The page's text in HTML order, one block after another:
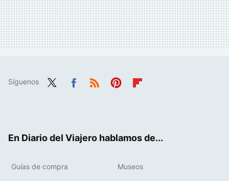
Síguenos
En Diario del Viajero hablamos de...
Guías de compra Museos